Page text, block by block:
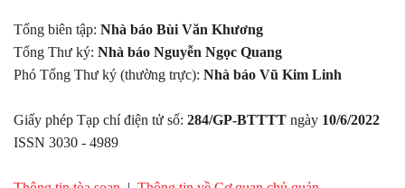
Tổng biên tập: Nhà báo Bùi Văn Khương
Tổng Thư ký: Nhà báo Nguyễn Ngọc Quang
Phó Tổng Thư ký (thường trực): Nhà báo Vũ Kim Linh
Giấy phép Tạp chí điện tử số: 284/GP-BTTTT ngày 10/6/2022
ISSN 3030 - 4989